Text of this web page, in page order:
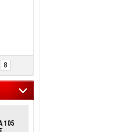
8
105